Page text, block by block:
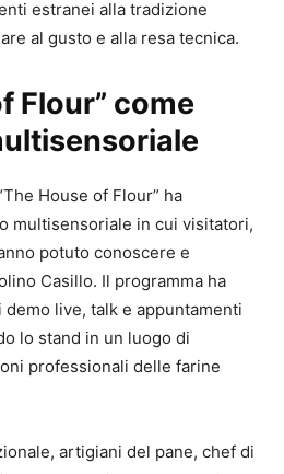
estranei alla tradizione
al gusto e alla resa tecnica.
Flour” come
House of Flour” ha
multisensoriale in cui visitatori,
potuto conoscere e
Casillo. Il programma ha
live, talk e appuntamenti
lo stand in un luogo di
professionali delle farine
artigiani del pane, chef di